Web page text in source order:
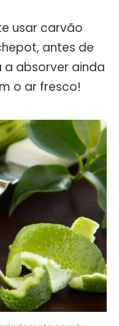
usar carvão
antes de
a absorver ainda
o ar fresco!